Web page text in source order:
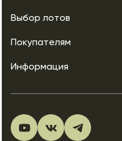
Выбор лотов
Покупателям
Информация